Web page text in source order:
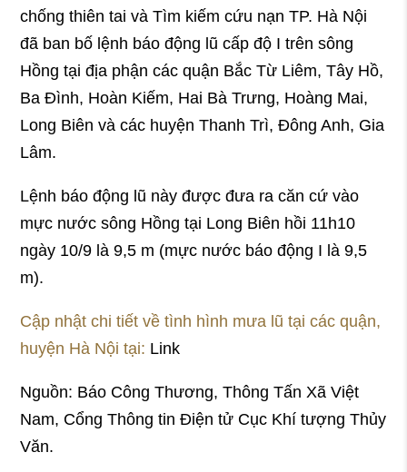
chống thiên tai và Tìm kiếm cứu nạn TP. Hà Nội
đã ban bố lệnh báo động lũ cấp độ I trên sông
Hồng tại địa phận các quận Bắc Từ Liêm, Tây Hồ,
Ba Đình, Hoàn Kiếm, Hai Bà Trưng, Hoàng Mai,
Long Biên và các huyện Thanh Trì, Đông Anh, Gia
Lâm.
Lệnh báo động lũ này được đưa ra căn cứ vào
mực nước sông Hồng tại Long Biên hồi 11h10
ngày 10/9 là 9,5 m (mực nước báo động I là 9,5
m).
Cập nhật chi tiết về tình hình mưa lũ tại các quận,
huyện Hà Nội tại: Link
Nguồn: Báo Công Thương, Thông Tấn Xã Việt
Nam, Cổng Thông tin Điện tử Cục Khí tượng Thủy
Văn.